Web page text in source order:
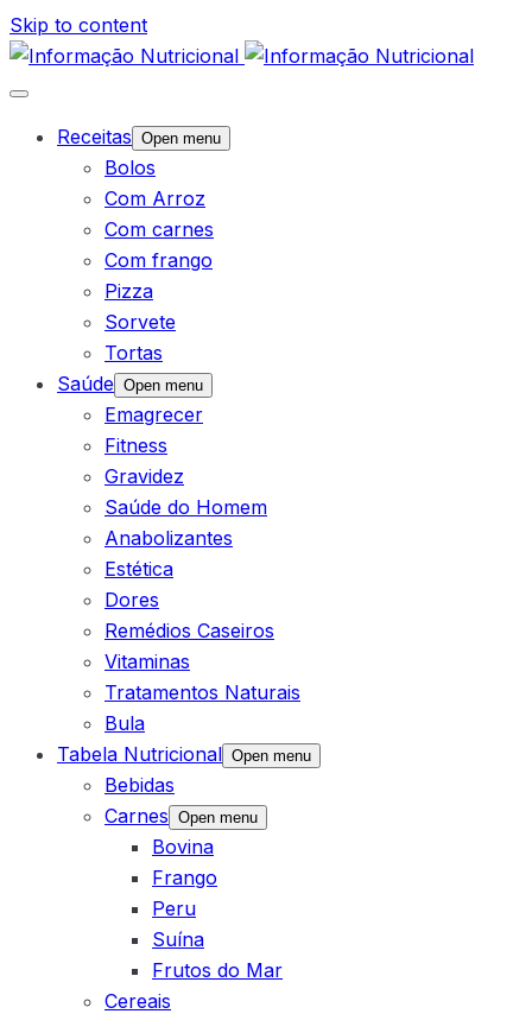
Skip to content
Receitas Open menu
Bolos
Com Arroz
Com carnes
Com frango
Pizza
Sorvete
Tortas
Saúde Open menu
Emagrecer
Fitness
Gravidez
Saúde do Homem
Anabolizantes
Estética
Dores
Remédios Caseiros
Vitaminas
Tratamentos Naturais
Bula
Tabela Nutricional Open menu
Bebidas
Carnes Open menu
Bovina
Frango
Peru
Suína
Frutos do Mar
Cereais